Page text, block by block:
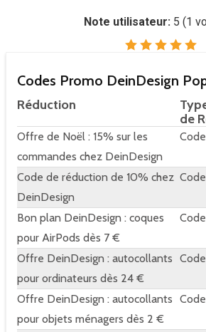
Note utilisateur: 5 (1
Codes Promo DeinDesign
Réduction
de
Offre de Noël : 15% sur les
commandes chez DeinDesign
Code de réduction de 10% chez
DeinDesign
Bon plan DeinDesign : coques
pour AirPods dès 7 €
Offre DeinDesign : autocollants
pour ordinateurs dès 24 €
Offre DeinDesign : autocollants
pour objets ménagers dès 2 €